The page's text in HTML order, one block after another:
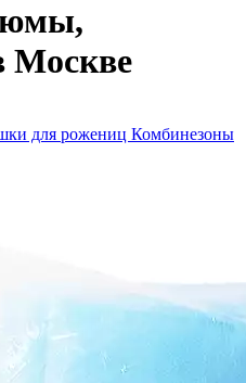
Москве
для рожениц Комбинезоны